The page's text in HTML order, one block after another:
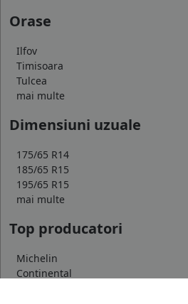
Orase
Ilfov
Timisoara
Tulcea
mai multe
Dimensiuni uzuale
175/65 R14
185/65 R15
195/65 R15
mai multe
Top producatori
Michelin
Continental